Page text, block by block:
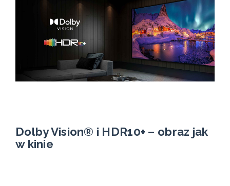
Dolby Vision® i HDR10+ – obraz jak
w kinie